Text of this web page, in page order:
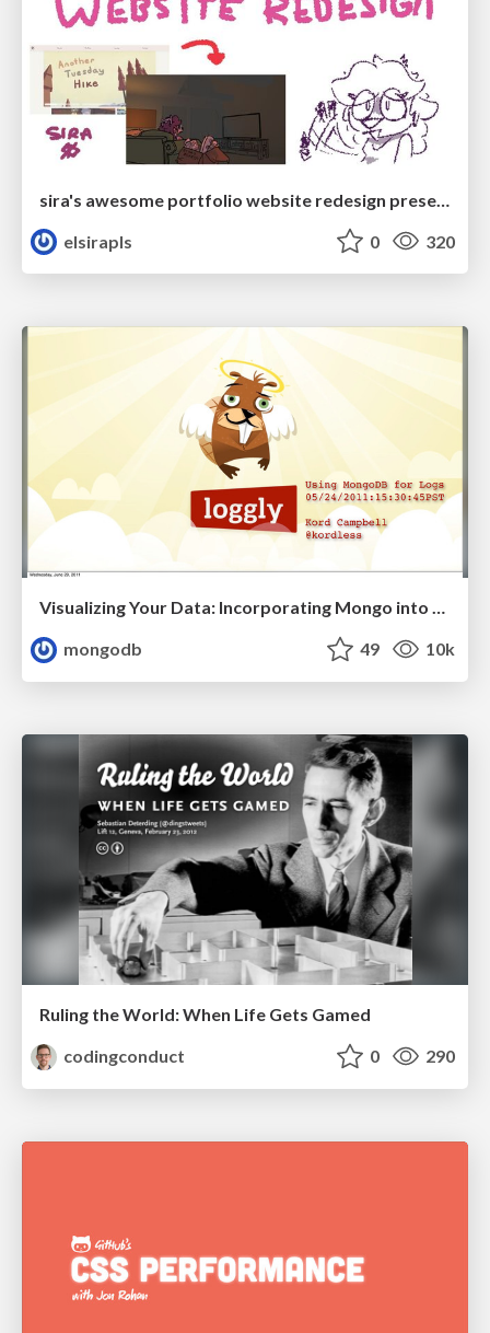
elsirapls
0 320
Visualizing Your Data: Incorporating Mongo into Loggly Infrastructure
mongodb
49 10k
Ruling the World: When Life Gets Gamed
codingconduct
0 290